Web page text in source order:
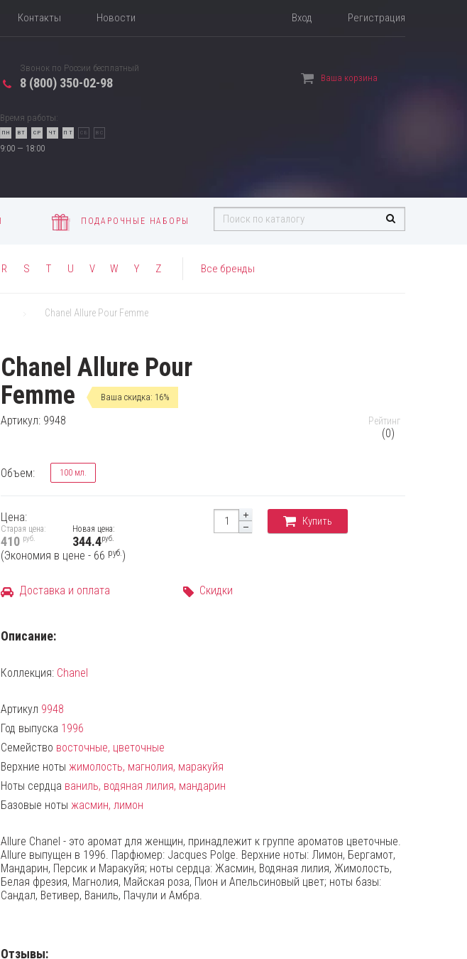
Контакты Новости Вход Регистрация
Звонок по России бесплатный
8 (800) 350-02-98
Время работы:
ПН ВТ СР ЧТ ПТ
9:00 — 18:00
СБ ВС
Ваша корзина
ПОДАРОЧНЫЕ НАБОРЫ
R S T U V W Y Z Все бренды
Chanel Allure Pour Femme
Chanel Allure Pour
Femme
Ваша скидка: 16%
Артикул: 9948 Рейтинг
(0)
Объем: 100 мл.
Цена:
Старая цена:
410 руб.
Новая цена:
344.4руб.
(Экономия в цене - 66 руб. )
Купить
Доставка и оплата Скидки
Описание:
Коллекция: Chanel
Артикул 9948
Год выпуска 1996
Семейство восточные, цветочные
Верхние ноты жимолость, магнолия, маракуйя
Ноты сердца ваниль, водяная лилия, мандарин
Базовые ноты жасмин, лимон
Allure Chanel - это аромат для женщин, принадлежит к группе ароматов цветочные.
Allure выпущен в 1996. Парфюмер: Jacques Polge. Верхние ноты: Лимон, Бергамот,
Мандарин, Персик и Маракуйя; ноты сердца: Жасмин, Водяная лилия, Жимолость,
Белая фрезия, Магнолия, Майская роза, Пион и Апельсиновый цвет; ноты базы:
Сандал, Ветивер, Ваниль, Пачули и Амбра.
Отзывы: